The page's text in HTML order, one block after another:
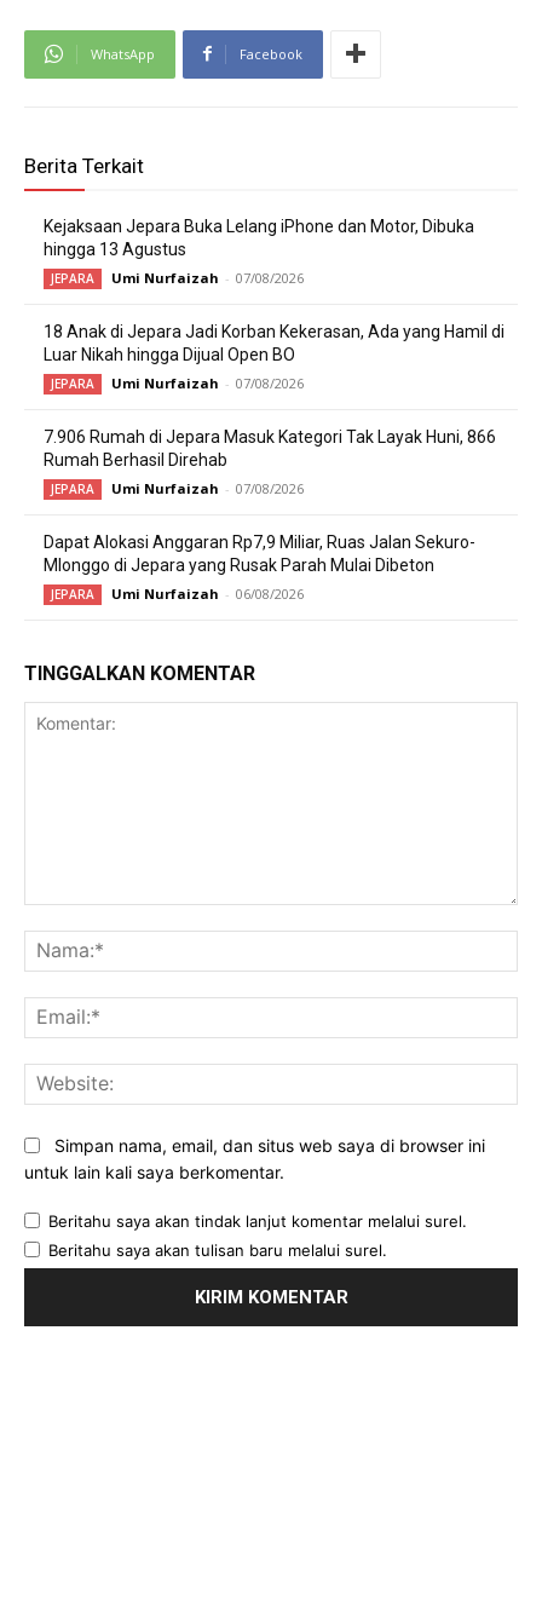
WhatsApp Facebook
Berita Terkait
Kejaksaan Jepara Buka Lelang iPhone dan Motor, Dibuka
hingga 13 Agustus
JEPARA Umi Nurfaizah - 07/08/2026
18 Anak di Jepara Jadi Korban Kekerasan, Ada yang Hamil di
Luar Nikah hingga Dijual Open BO
JEPARA Umi Nurfaizah - 07/08/2026
7.906 Rumah di Jepara Masuk Kategori Tak Layak Huni, 866
Rumah Berhasil Direhab
JEPARA Umi Nurfaizah - 07/08/2026
Dapat Alokasi Anggaran Rp7,9 Miliar, Ruas Jalan Sekuro-
Mlonggo di Jepara yang Rusak Parah Mulai Dibeton
JEPARA Umi Nurfaizah - 06/08/2026
TINGGALKAN KOMENTAR
Simpan nama, email, dan situs web saya di browser ini
untuk lain kali saya berkomentar.
Beritahu saya akan tindak lanjut komentar melalui surel.
Beritahu saya akan tulisan baru melalui surel.